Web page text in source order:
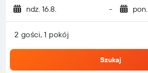
ndz. 16.8. - pon.
2 gości, 1 pokój
Szukaj